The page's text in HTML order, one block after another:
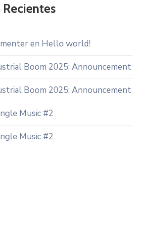
en Hello world!
Boom 2025: Announcement
Boom 2025: Announcement
Music #2
Music #2